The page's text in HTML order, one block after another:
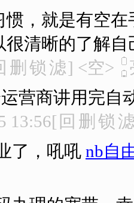
惯，就是有空
很清晰的了解
删 锁 滤] <空>
营商讲用完自
13:56[ 回 删 锁
了，吼吼 nb自